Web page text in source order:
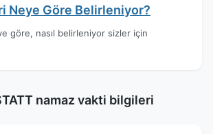
Neye Göre Belirleniyor?
göre, nasıl belirleniyor sizler için
namaz vakti bilgileri